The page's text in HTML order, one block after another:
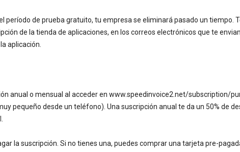
período de prueba gratuito, tu empresa se eliminará pasado un tiempo.
de la tienda de aplicaciones, en los correos electrónicos que te
aplicación.
anual o mensual al acceder en www.speedinvoice2.net/subscription/
pequeño desde un teléfono). Una suscripción anual te da un 50% de
la suscripción. Si no tienes una, puedes comprar una tarjeta pre-